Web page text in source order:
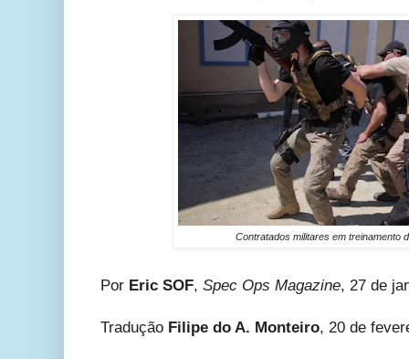
Contratados militares em treinamento
Por Eric SOF, Spec Ops Magazine, 27 de
Tradução Filipe do A. Monteiro, 20 de